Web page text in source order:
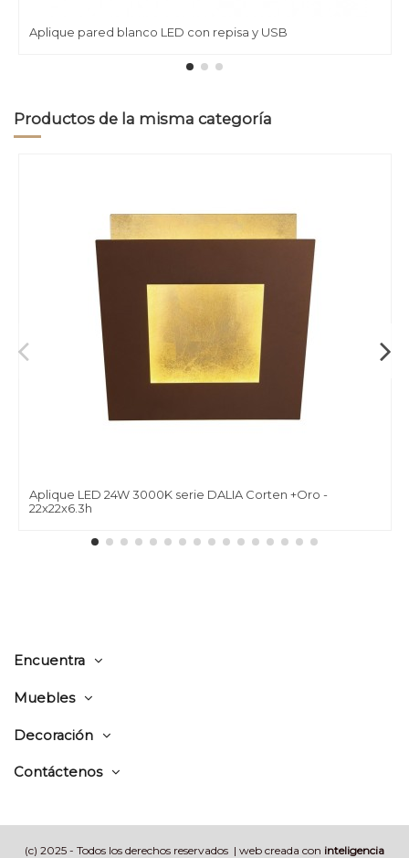
Aplique pared blanco LED con repisa y USB
Productos de la misma categoría
Aplique LED 24W 3000K serie DALIA Corten +Oro -
22x22x6.3h
Encuentra
Muebles
Decoración
Contáctenos
(c) 2025 - Todos los derechos reservados | web creada con inteligencia